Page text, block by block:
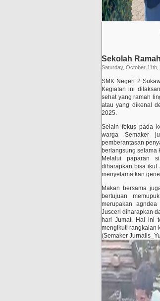
Sekolah
Saturday, October 11th,
SMK Negeri 2
Kegiatan ini
sehat yang ramah
atau yang dikenal
2025.
Selain fokus pada
warga Semaker
pemberantasan
berlangsung selama
Melalui paparan
diharapkan bisa ikut
menyelamatkan
Makan bersama
bertujuan
merupakan
Jusceri diharapkan
hari Jumat. Hal ini
mengikuti rangkaian
(Semaker